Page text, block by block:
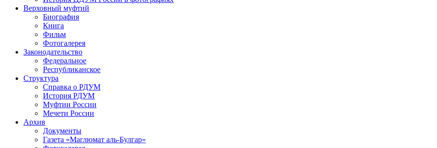
Верховный муфтий
Биография
Книга
Фильм
Фотогалерея
Законодательство
Федеральное
Республиканское
Структура
Справка о РДУМ
История РДУМ
Муфтии России
Мечети России
Архив
Документы
Газета «Маглюмат аль-Булгар»